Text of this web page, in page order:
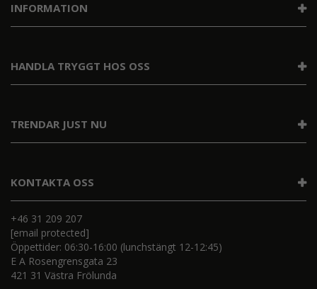
KONTAKTA OSS
+46 31 209 207
[email protected]
Öppettider: 06:30-16:00 (lunchstängt 12-12:45)
E A Rosengrensgata 23
421 31 Västra Frölunda
INFORMATION
TRENDAR JUST NU
HANDLA TRYGGT HOS OSS